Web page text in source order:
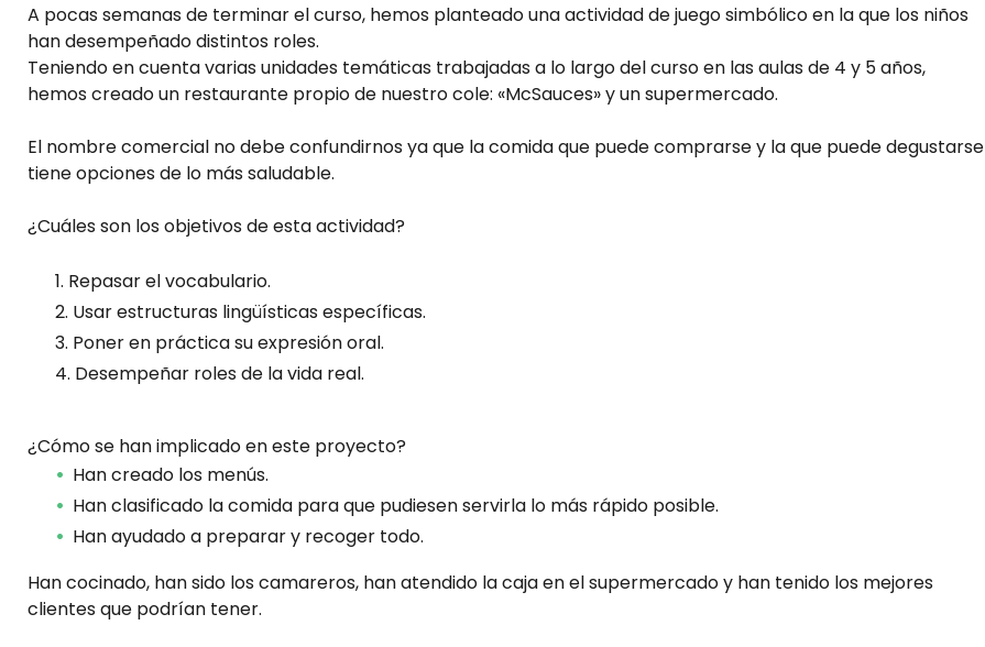
A pocas semanas de terminar el curso, hemos planteado una actividad de juego simbólico en la que los niños
han desempeñado distintos roles.
Teniendo en cuenta varias unidades temáticas trabajadas a lo largo del curso en las aulas de 4 y 5 años,
hemos creado un restaurante propio de nuestro cole: «McSauces» y un supermercado.
El nombre comercial no debe confundirnos ya que la comida que puede comprarse y la que puede degustarse
tiene opciones de lo más saludable.
¿Cuáles son los objetivos de esta actividad?
Repasar el vocabulario.
Usar estructuras lingüísticas específicas.
Poner en práctica su expresión oral.
Desempeñar roles de la vida real.
¿Cómo se han implicado en este proyecto?
Han creado los menús.
Han clasificado la comida para que pudiesen servirla lo más rápido posible.
Han ayudado a preparar y recoger todo.
Han cocinado, han sido los camareros, han atendido la caja en el supermercado y han tenido los mejores
clientes que podrían tener.